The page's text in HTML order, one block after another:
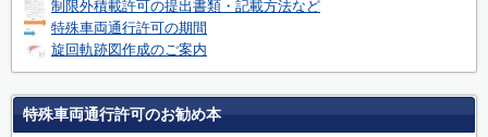
制限外積載許可の提出書類・記載方法など
特殊車両通行許可の期間
旋回軌跡図作成のご案内
特殊車両通行許可のお勧め本